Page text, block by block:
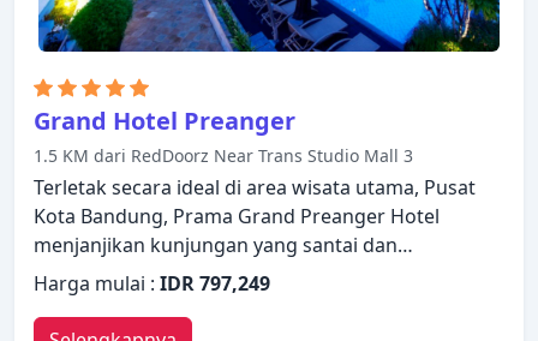
Grand Hotel Preanger
1.5 KM dari RedDoorz Near Trans Studio Mall 3
Terletak secara ideal di area wisata utama, Pusat
Kota Bandung, Prama Grand Preanger Hotel
menjanjikan kunjungan yang santai dan
mengagumkan. Properti ini memiliki berbagai
fasilitas yang membuat pengalaman menginap
Anda menyenangkan. Layanan kamar 24 jam, WiFi
Harga mulai : IDR 797,249